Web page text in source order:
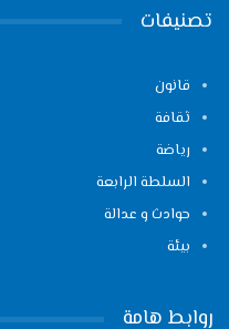
تصنيفات
قانون
ثقافة
رياضة
السلطة الرابعة
حوادث و عدالة
بيئة
روابط هامة